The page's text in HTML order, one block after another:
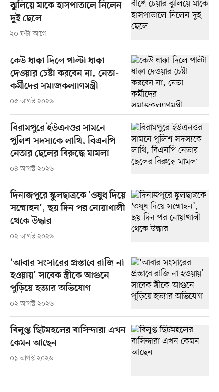
ঝুলিয়ে মাকে হাসপাতালে নিলেন
দুই ছেলে
২০ ঘণ্টা আগে
কেউ ধাক্কা দিলে পাল্টা ধাক্কা
দেওয়ার চেষ্টা করবেন না, নেতা-
কর্মীদের সমাজকল্যাণমন্ত্রী
০৫ আগস্ট ২০২৬
বিরামপুরে ইউএনওর সামনে
পুলিশ সদস্যকে লাথি, বিএনপি
নেতার ছেলের বিরুদ্ধে মামলা
০৪ আগস্ট ২০২৬
দিনাজপুরে স্কুলছাত্রকে ‘ওষুধ দিয়ে
সম্মোহন’, ছয় দিন পর নোয়াখালী
থেকে উদ্ধার
০২ আগস্ট ২০২৬
‘আবার সংসারের প্রস্তাবে রাজি না
হওয়ায়’ সাবেক স্ত্রীকে আগুনে
পুড়িয়ে হত্যার অভিযোগ
০২ আগস্ট ২০২৬
বিলুপ্ত ছিটমহলের বাসিন্দারা এখন
কেমন আছেন
০১ আগস্ট ২০২৬